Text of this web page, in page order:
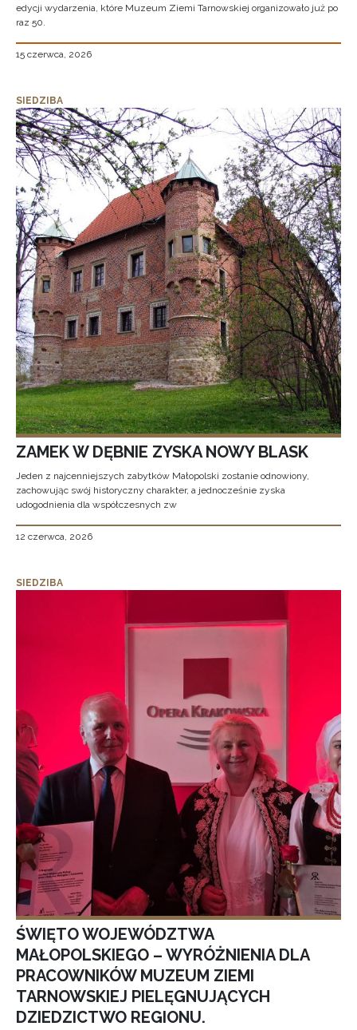
edycji wydarzenia, które Muzeum Ziemi Tarnowskiej organizowało już po
raz 50.
15 czerwca, 2026
SIEDZIBA
ZAMEK W DĘBNIE ZYSKA NOWY BLASK
Jeden z najcenniejszych zabytków Małopolski zostanie odnowiony,
zachowując swój historyczny charakter, a jednocześnie zyska
udogodnienia dla współczesnych zw
12 czerwca, 2026
SIEDZIBA
ŚWIĘTO WOJEWÓDZTWA
MAŁOPOLSKIEGO – WYRÓŻNIENIA DLA
PRACOWNIKÓW MUZEUM ZIEMI
TARNOWSKIEJ PIELĘGNUJĄCYCH
DZIEDZICTWO REGIONU.